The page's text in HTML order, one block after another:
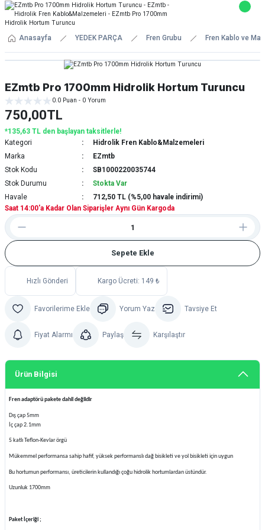
Anasayfa YEDEK PARÇA Fren Grubu Fren Kablo ve
EZmtb Pro 1700mm Hidrolik Hortum Turuncu
0.0 Puan - 0 Yorum
750,00TL
*135,63 TL den başlayan taksitlerle!
Kategori
Hidrolik Fren Kablo&Malzemeleri
Marka
EZmtb
Stok Kodu
SB1000220035744
Stok Durumu
Stokta Var
Havale
712,50 TL (%5,00 havale indirimi)
Saat 14:00'a Kadar Olan Siparişler Aynı Gün Kargoda
Sepete Ekle
Hızlı Gönderi Kargo Ücreti: 149 ₺
Yorum Yaz Tavsiye Et
Fiyat Alarmı Paylaş Karşılaştır
Ürün Bilgisi
Fren adaptörü pakete dahil değildir
Dış çap 5mm
İç çap 2.1mm
5 katlı Teflon-Kevlar örgü
Mükemmel performansa sahip hafif, yüksek performanslı dağ bisikleti ve yol bisikleti için uygun
Bu hortumun performansı, üreticilerin kullandığı çoğu hidrolik hortumlardan üstündür.
Uzunluk 1700mm
Paket İçeriği ;